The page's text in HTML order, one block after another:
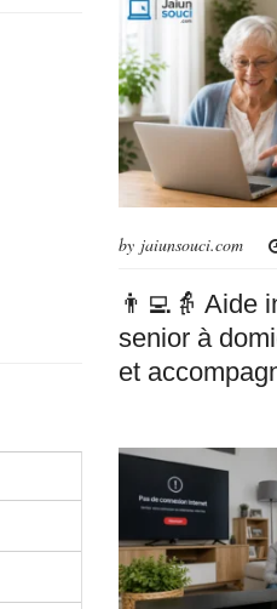
by jaiunsouci.com
👨‍💻👵 Aide
senior à
et